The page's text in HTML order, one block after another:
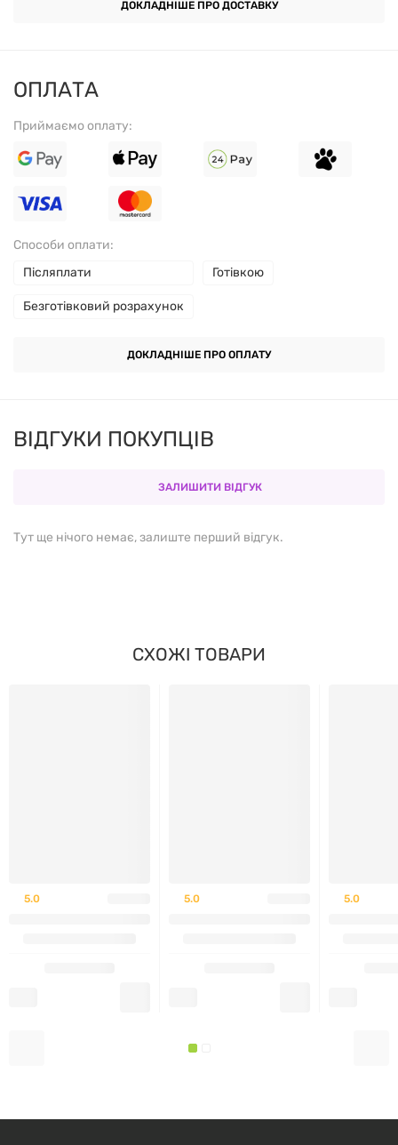
ДОКЛАДНІШЕ ПРО ДОСТАВКУ
ОПЛАТА
Приймаємо оплату:
Способи оплати:
Післяплати
Готівкою
Безготівковий розрахунок
ДОКЛАДНІШЕ ПРО ОПЛАТУ
ВІДГУКИ ПОКУПЦІВ
ЗАЛИШИТИ ВІДГУК
Тут ще нічого немає, залиште перший відгук.
СХОЖІ ТОВАРИ
5.0 5.0 5.0